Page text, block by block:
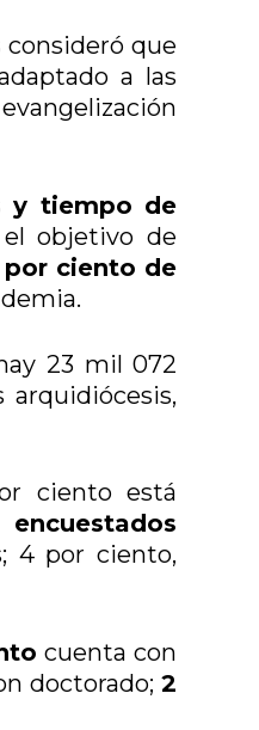
consideró que
a las
y tiempo de
objetivo de
ciento de
23 mil 072
ciento está
4 por ciento,
cuenta con
doctorado;2